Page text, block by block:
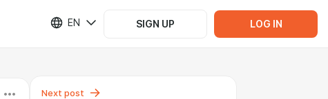
EN SIGN UP LOG IN
Next post